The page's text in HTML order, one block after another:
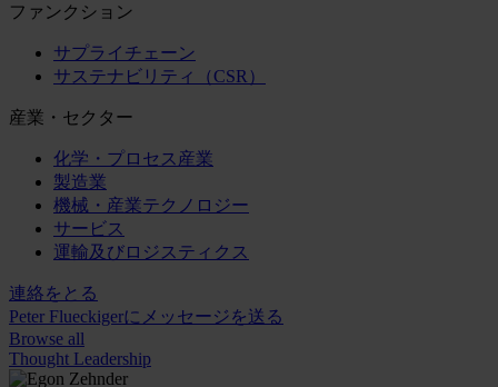
ファンクション
サプライチェーン
サステナビリティ（CSR）
産業・セクター
化学・プロセス産業
製造業
機械・産業テクノロジー
サービス
運輸及びロジスティクス
連絡をとる
Peter Flueckigerにメッセージを送る
Browse all
Thought Leadership